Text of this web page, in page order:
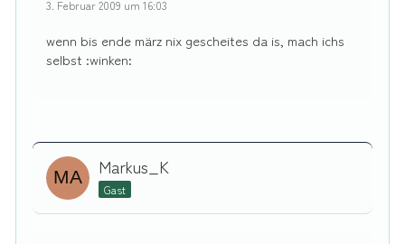
3. Februar 2009 um 16:03
wenn bis ende märz nix gescheites da is, mach ichs
selbst :winken:
Markus_K
Gast